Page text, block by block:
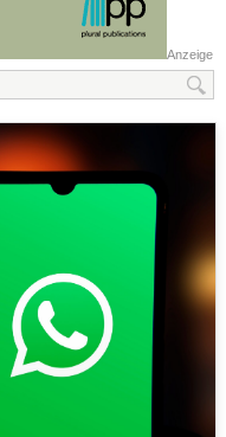
Anzeige